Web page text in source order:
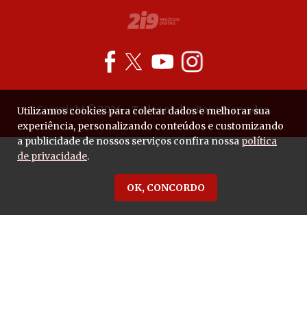
Copyright © 2026 - Todos os direitos reservados.
Utilizamos cookies para coletar dados e melhorar sua
experiência, personalizando conteúdos e customizando
a publicidade de nossos serviços confira nossapolítica
de privacidade.
OK, CONCORDO